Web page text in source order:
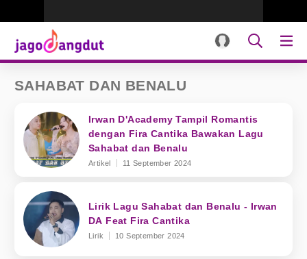
SAHABAT DAN BENALU
Irwan D'Academy Tampil Romantis
dengan Fira Cantika Bawakan Lagu
Sahabat dan Benalu
Artikel 11 September 2024
Lirik Lagu Sahabat dan Benalu - Irwan
DA Feat Fira Cantika
Lirik 10 September 2024